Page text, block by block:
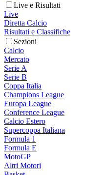
Live e Risultati
Live
Diretta Calcio
Risultati e Classifiche
Sezioni
Calcio
Mercato
Serie A
Serie B
Coppa Italia
Champions League
Europa League
Conference League
Calcio Estero
Supercoppa Italiana
Formula 1
Formula E
MotoGP
Altri Motori